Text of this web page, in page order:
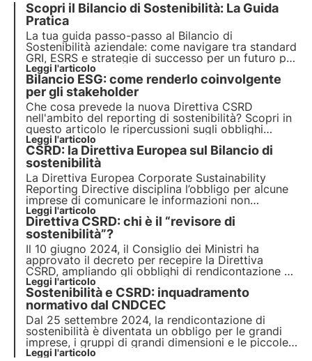
Scopri il Bilancio di Sostenibilità: La Guida
Pratica
La tua guida passo-passo al Bilancio di
Sostenibilità aziendale: come navigare tra standard
GRI, ESRS e strategie di successo per un futuro più
verde e responsabile. Approfondisci con la guida
3Bee sul report di sostenibilità.
Leggi l'articolo
Bilancio ESG: come renderlo coinvolgente
per gli stakeholder
Che cosa prevede la nuova Direttiva CSRD
nell'ambito del reporting di sostenibilità? Scopri in
questo articolo le ripercussioni sugli obblighi
aziendali. Approfondisci con le Pillole dall'Oasi, la
Digital Academy di 3Bee per i Professionisti della
Sostenibilità.
Leggi l'articolo
CSRD: la Direttiva Europea sul Bilancio di
sostenibilità
La Direttiva Europea Corporate Sustainability
Reporting Directive disciplina l’obbligo per alcune
imprese di comunicare le informazioni non
finanziarie tramite la redazione di un Bilancio di
sostenibilità. Approfondiamo gli obiettivi della
CSRD e le modalità con cui le aziende dovranno
raggiungerli.
Leggi l'articolo
Direttiva CSRD: chi è il “revisore di
sostenibilità”?
Il 10 giugno 2024, il Consiglio dei Ministri ha
approvato il decreto per recepire la Direttiva
CSRD, ampliando gli obblighi di rendicontazione e
introducendo il "revisore di sostenibilità" per
attestare la conformità della rendicontazione di
sostenibilità. Scopri di più in questo articolo.
Leggi l'articolo
Sostenibilità e CSRD: inquadramento
normativo dal CNDCEC
Dal 25 settembre 2024, la rendicontazione di
sostenibilità è diventata un obbligo per le grandi
imprese, i gruppi di grandi dimensioni e le piccole
e medie imprese quotate, oltre a determinate
Leggi l'articolo